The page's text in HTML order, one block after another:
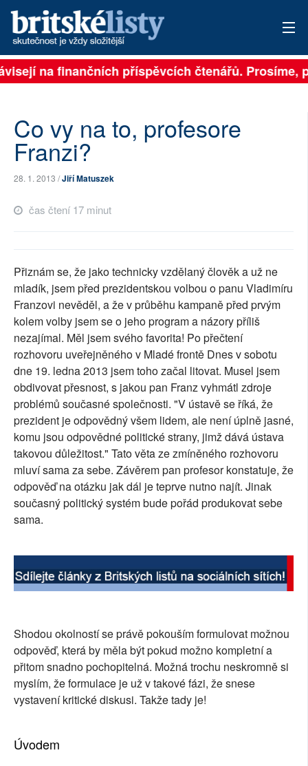
PŘIHLÁSIT
ARCHIV
PŘÍSPĚVKY NA PROVOZ
SOCIÁLNÍ SÍTĚ
RUBRIKY
PLNÁ VERZE STRÁNEK
na finančních příspěvcích čtenářů. Prosíme,
Co vy na to, profesore
Franzi?
28. 1. 2013 /Jiří Matuszek
čas čtení 17 minut
Přiznám se, že jako technicky vzdělaný člověk a už ne
mladík, jsem před prezidentskou volbou o panu Vladimíru
Franzovi nevěděl, a že v průběhu kampaně před prvým
kolem volby jsem se o jeho program a názory příliš
nezajímal. Měl jsem svého favorita! Po přečtení
rozhovoru uveřejněného v Mladé frontě Dnes v sobotu
dne 19. ledna 2013 jsem toho začal litovat. Musel jsem
obdivovat přesnost, s jakou pan Franz vyhmátl zdroje
problémů současné společnosti. "V ústavě se říká, že
prezident je odpovědný všem lidem, ale není úplně jasné,
komu jsou odpovědné politické strany, jimž dává ústava
takovou důležitost." Tato věta ze zmíněného rozhovoru
mluví sama za sebe. Závěrem pan profesor konstatuje, že
odpověď na otázku jak dál je teprve nutno najít. Jinak
současný politický systém bude pořád produkovat sebe
sama.
Shodou okolností se právě pokouším formulovat možnou
odpověď, která by měla být pokud možno kompletní a
přitom snadno pochopitelná. Možná trochu neskromně si
myslím, že formulace je už v takové fázi, že snese
vystavení kritické diskusi. Takže tady je!
Úvodem